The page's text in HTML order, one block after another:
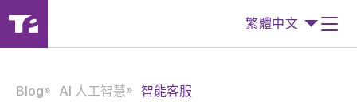
繁體中文
Blog AI 人工智慧 智能客服